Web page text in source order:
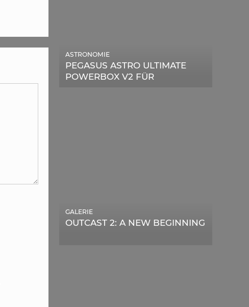
PEGASUS ASTRO ULTIMATE
POWERBOX V2 FÜR
ASTRONOMIE
OUTCAST 2: A NEW BEGINNING
GALERIE